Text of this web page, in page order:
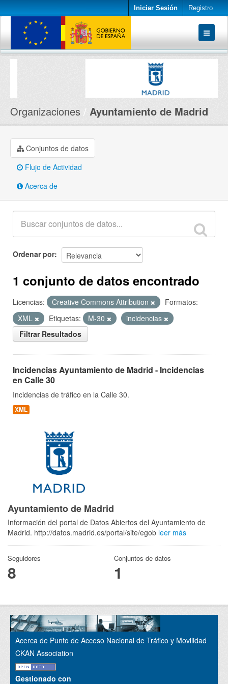
Iniciar Sesión Registro
Conjuntos de datos
Organizaciones Ayuntamiento de Madrid
Conjuntos de datos
Flujo de Actividad
Acerca de
Ordenar por
1 conjunto de datos encontrado
Licencias: Creative Commons Attribution
Formatos:
XML
Etiquetas: M-30
incidencias
Filtrar Resultados
Incidencias Ayuntamiento de Madrid - Incidencias
en Calle 30
Incidencias de tráfico en la Calle 30.
XML
Ayuntamiento de Madrid
Información del portal de Datos Abiertos del Ayuntamiento de
Madrid. http://datos.madrid.es/portal/site/egob leer más
Seguidores
8
Conjuntos de datos
1
Acerca de Punto de Acceso Nacional de Tráfico y Movilidad
CKAN Association
Gestionado con